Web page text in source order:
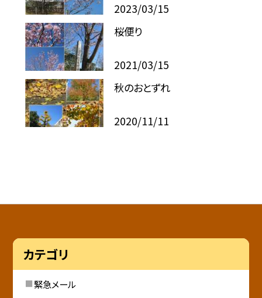
2023/03/15
桜便り
2021/03/15
秋のおとずれ
2020/11/11
カテゴリ
緊急メール